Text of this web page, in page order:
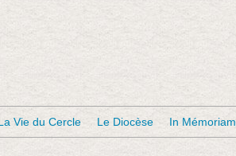
Vie du Cercle Le Diocèse In Mémoriam